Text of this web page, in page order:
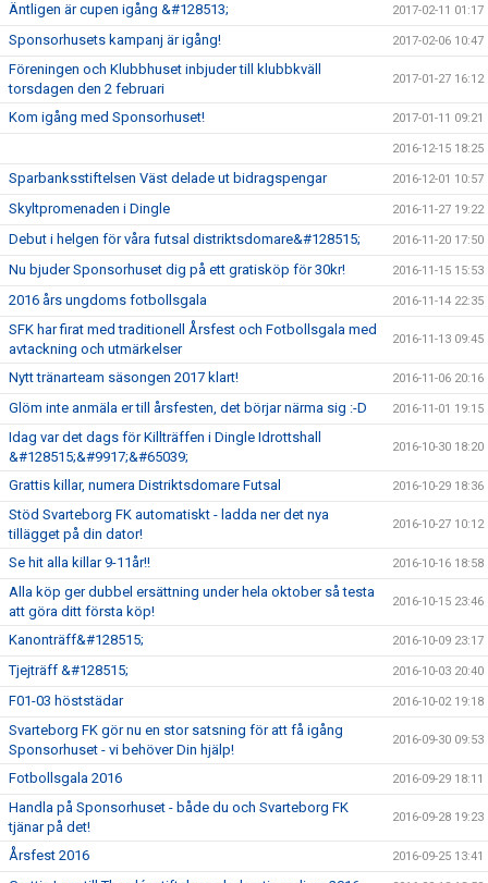
Äntligen är cupen igång &#128513; 2017-02-11 01:17
Sponsorhusets kampanj är igång! 2017-02-06 10:47
Föreningen och Klubbhuset inbjuder till klubbkväll
torsdagen den 2 februari
2017-01-27 16:12
Kom igång med Sponsorhuset! 2017-01-11 09:21
2016-12-15 18:25
Sparbanksstiftelsen Väst delade ut bidragspengar 2016-12-01 10:57
Skyltpromenaden i Dingle 2016-11-27 19:22
Debut i helgen för våra futsal distriktsdomare&#128515; 2016-11-20 17:50
Nu bjuder Sponsorhuset dig på ett gratisköp för 30kr! 2016-11-15 15:53
2016 års ungdoms fotbollsgala 2016-11-14 22:35
SFK har firat med traditionell Årsfest och Fotbollsgala med
avtackning och utmärkelser
2016-11-13 09:45
Nytt tränarteam säsongen 2017 klart! 2016-11-06 20:16
Glöm inte anmäla er till årsfesten, det börjar närma sig :-D 2016-11-01 19:15
Idag var det dags för Killträffen i Dingle Idrottshall
&#128515;&#9917;&#65039;
2016-10-30 18:20
Grattis killar, numera Distriktsdomare Futsal 2016-10-29 18:36
Stöd Svarteborg FK automatiskt - ladda ner det nya
tillägget på din dator!
2016-10-27 10:12
Se hit alla killar 9-11år!! 2016-10-16 18:58
Alla köp ger dubbel ersättning under hela oktober så testa
att göra ditt första köp!
2016-10-15 23:46
Kanonträff&#128515; 2016-10-09 23:17
Tjejträff &#128515; 2016-10-03 20:40
F01-03 höststädar 2016-10-02 19:18
Svarteborg FK gör nu en stor satsning för att få igång
Sponsorhuset - vi behöver Din hjälp!
2016-09-30 09:53
Fotbollsgala 2016 2016-09-29 18:11
Handla på Sponsorhuset - både du och Svarteborg FK
tjänar på det!
2016-09-28 19:23
Årsfest 2016 2016-09-25 13:41